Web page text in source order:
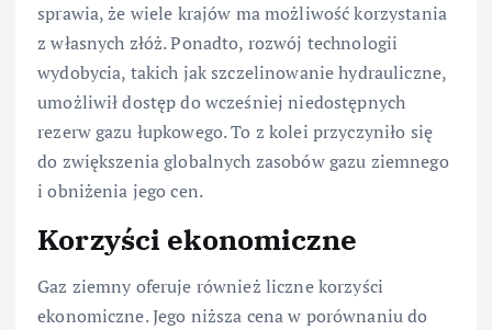
sprawia, że wiele krajów ma możliwość korzystania
z własnych złóż. Ponadto, rozwój technologii
wydobycia, takich jak szczelinowanie hydrauliczne,
umożliwił dostęp do wcześniej niedostępnych
rezerw gazu łupkowego. To z kolei przyczyniło się
do zwiększenia globalnych zasobów gazu ziemnego
i obniżenia jego cen.
Korzyści ekonomiczne
Gaz ziemny oferuje również liczne korzyści
ekonomiczne. Jego niższa cena w porównaniu do